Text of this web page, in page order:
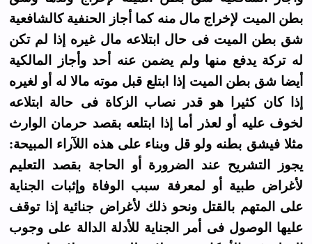
بطن الميت لإخراج مال منه كما أجاز الحنفية كالشافعية
شق بطن الميت فى حال ابتلاعه مال غيره إذا لم تكن
له تركة يدفع منها ولم يضمن عنه أحد وأجاز المالكية
أيضا شق بطن الميت إذا ابتلع قبل موته مالا له أو لغيره
إذا كان كثيرا هو قدر نصاب الزكاة فى حالة ابتلاعه
لخوف عليه أو لعذر أما إذا ابتلعه بقصد حرمان الوارث
مثلا فيشق بطنه ولو قل وبناء على هذه اللآراء المبيحة:
يجوز التشريح عند الضرورة أو الحاجة بقصد التعليم
لأغراض طبية أو لمعرفة سبب الوفاة وإثبات الجناية
على المتهم بالقتل ونحو ذلك لأغراض جنائية إذا توقف
عليها الوصول فى أمر الجناية للأدلة الدالة على وجوب